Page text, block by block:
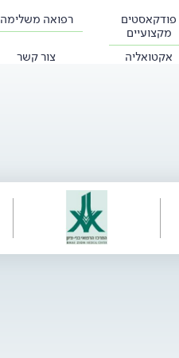
פודקאסטים
מקצועיים
רפואה משלימה
אקטואליה צור קשר